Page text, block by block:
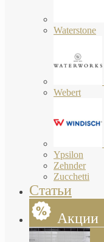
Waterstone
Webert
Ypsilon
Zehnder
Zucchetti
Статьи
Акции